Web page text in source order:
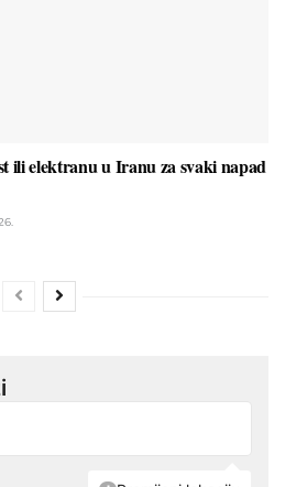
ili elektranu u Iranu za svaki napad